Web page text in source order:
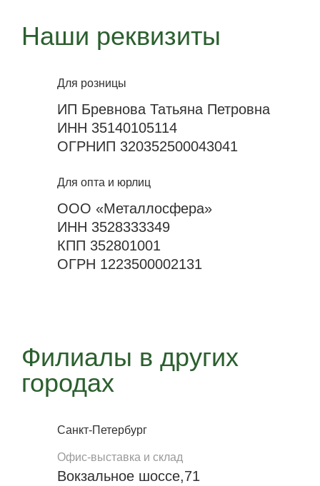
Наши реквизиты
Для розницы
ИП Бревнова Татьяна Петровна
ИНН 35140105114
ОГРНИП 320352500043041
Для опта и юрлиц
ООО «Металлосфера»
ИНН 3528333349
КПП 352801001
ОГРН 1223500002131
Филиалы в других
городах
Санкт-Петербург
Офис-выставка и склад
Вокзальное шоссе,71